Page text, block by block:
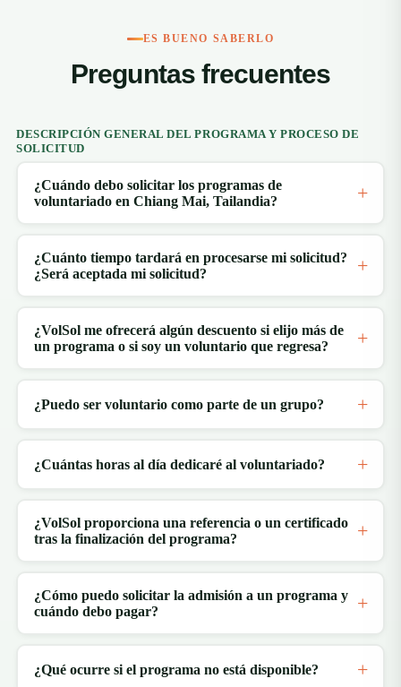
ES BUENO SABERLO
Preguntas frecuentes
DESCRIPCIÓN GENERAL DEL PROGRAMA Y PROCESO DE
SOLICITUD
¿Cuándo debo solicitar los programas de
voluntariado en Chiang Mai, Tailandia?
¿Cuánto tiempo tardará en procesarse mi solicitud?
¿Será aceptada mi solicitud?
¿VolSol me ofrecerá algún descuento si elijo más de
un programa o si soy un voluntario que regresa?
¿Puedo ser voluntario como parte de un grupo?
¿Cuántas horas al día dedicaré al voluntariado?
¿VolSol proporciona una referencia o un certificado
tras la finalización del programa?
¿Cómo puedo solicitar la admisión a un programa y
cuándo debo pagar?
¿Qué ocurre si el programa no está disponible?